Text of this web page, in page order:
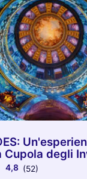
Cupola degli
4,8 (52)